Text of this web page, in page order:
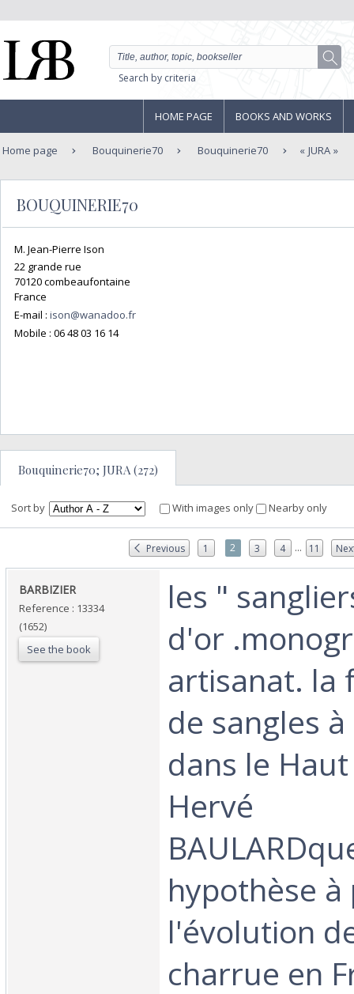
Search by criteria
HOME PAGE BOOKS AND WORKS
Home page Bouquinerie70 Bouquinerie70 JURA
BOUQUINERIE70
M. Jean-Pierre Ison
22 grande rue
70120 combeaufontaine
France
E-mail : ison@wanadoo.fr
Mobile : 06 48 03 16 14
Bouquinerie70; JURA (272)
Sort by With images only Nearby only
Previous 1 2 3 4 ... 11
‎BARBIZIER‎
Reference : 13334
(1652)
See the book
‎les "
d'or
artisanat. la
de sangles
dans le
Hervé
hypothèse
l'évolution
charrue en